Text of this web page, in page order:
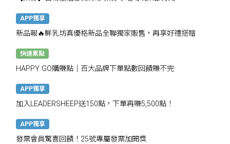
APP獨享
新品報🔥鮮乳坊真優格新品全聯獨家販售，再享好禮搭贈
快速累點
HAPPY GO購賺點｜百大品牌下單點數回饋賺不完
APP獨享
加入LEADERSHEEP送150點，下單再賺5,500點！
APP獨享
發票會員驚喜回饋！25號專屬發票加開獎